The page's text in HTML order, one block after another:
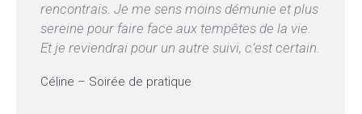
Céline – Soirée de pratique
rencontrais. Je me sens moins démunie et plus
sereine pour faire face aux tempêtes de la vie.
Et je reviendrai pour un autre suivi, c’est certain.